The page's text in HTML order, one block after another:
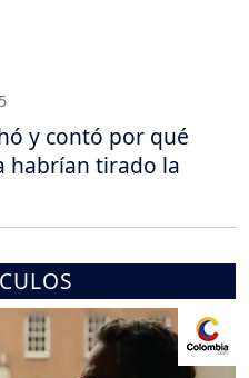
y contó por qué
habrían tirado la